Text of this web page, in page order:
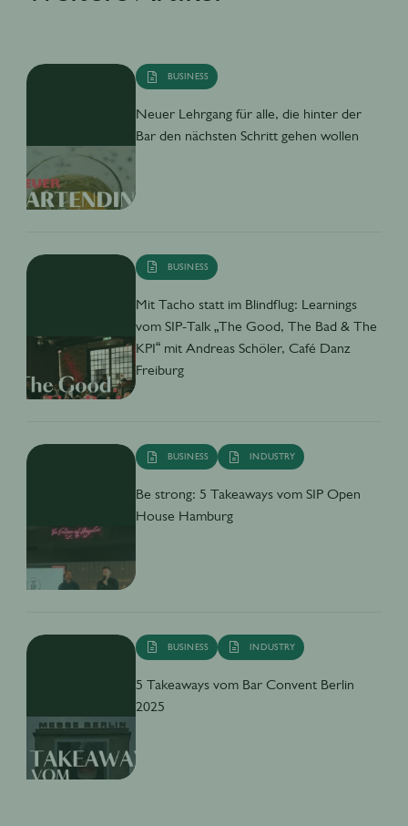
BUSINESS
Neuer Lehrgang für alle, die hinter der
Bar den nächsten Schritt gehen wollen
BUSINESS
Mit Tacho statt im Blindflug: Learnings
vom SIP-Talk „The Good, The Bad & The
KPI“ mit Andreas Schöler, Café Danz
Freiburg
BUSINESS INDUSTRY
Be strong: 5 Takeaways vom SIP Open
House Hamburg
BUSINESS INDUSTRY
5 Takeaways vom Bar Convent Berlin
2025